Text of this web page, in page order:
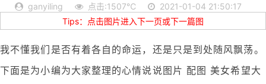
ganyiling 点击:1507℃
2021-01-04 21:50:17
Tips：点击图片进入下一页或下一篇图
我不懂我们是否有着各自的命运，还是只是到处随风飘荡。
下面是为小编为大家整理的心情说说图片 配图 美女希望大